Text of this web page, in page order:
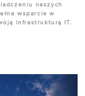
naszych
wsparcie w
infrastrukturą IT.